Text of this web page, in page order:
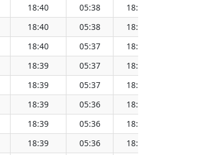
18:40 05:38 18:15
18:40 05:38 18:15
18:40 05:37 18:15
18:39 05:37 18:15
18:39 05:37 18:15
18:39 05:36 18:15
18:39 05:36 18:15
18:39 05:36 18:14